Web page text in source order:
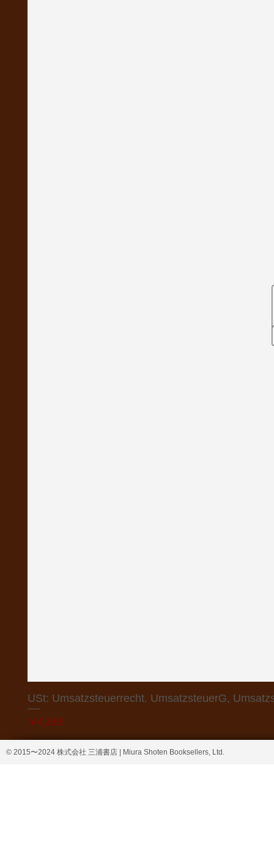
USt: Umsatzsteuerrecht. UmsatzsteuerG,
価格
￥4,368
© 2015〜2024 株式会社 三浦書店 | Miura Shoten Booksellers, Ltd.